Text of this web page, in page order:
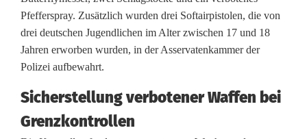
f
e
n
s
c
Pfefferspray. Zusätzlich wurden drei Softairpistolen, die von
drei deutschen Jugendlichen im Alter zwischen 17 und 18
Jahren erworben wurden, in der Asservatenkammer der
Polizei aufbewahrt.
Sicherstellung verbotener Waffen bei
Grenzkontrollen